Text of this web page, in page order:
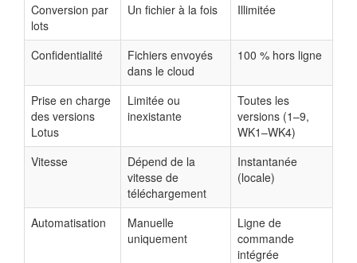
Conversion par
lots
Un fichier à la fois Illimitée
Confidentialité
Fichiers envoyés
dans le cloud
100 % hors ligne
Prise en charge
des versions
Lotus
Limitée ou
inexistante
Toutes les
versions (1–9,
WK1–WK4)
Vitesse
Dépend de la
vitesse de
téléchargement
Instantanée
(locale)
Automatisation
Manuelle
uniquement
Ligne de
commande
intégrée